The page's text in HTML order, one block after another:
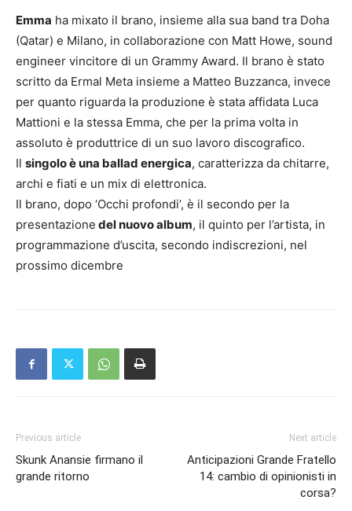
Emma ha mixato il brano, insieme alla sua band tra Doha
(Qatar) e Milano, in collaborazione con Matt Howe, sound
engineer vincitore di un Grammy Award. Il brano è stato
scritto da Ermal Meta insieme a Matteo Buzzanca, invece
per quanto riguarda la produzione è stata affidata Luca
Mattioni e la stessa Emma, che per la prima volta in
assoluto è produttrice di un suo lavoro discografico.
Il singolo è una ballad energica, caratterizza da chitarre,
archi e fiati e un mix di elettronica.
Il brano, dopo ‘Occhi profondi’, è il secondo per la
presentazione del nuovo album, il quinto per l’artista, in
programmazione d’uscita, secondo indiscrezioni, nel
prossimo dicembre
Previous article
Skunk Anansie firmano il
grande ritorno
Next article
Anticipazioni Grande Fratello
14: cambio di opinionisti in
corsa?